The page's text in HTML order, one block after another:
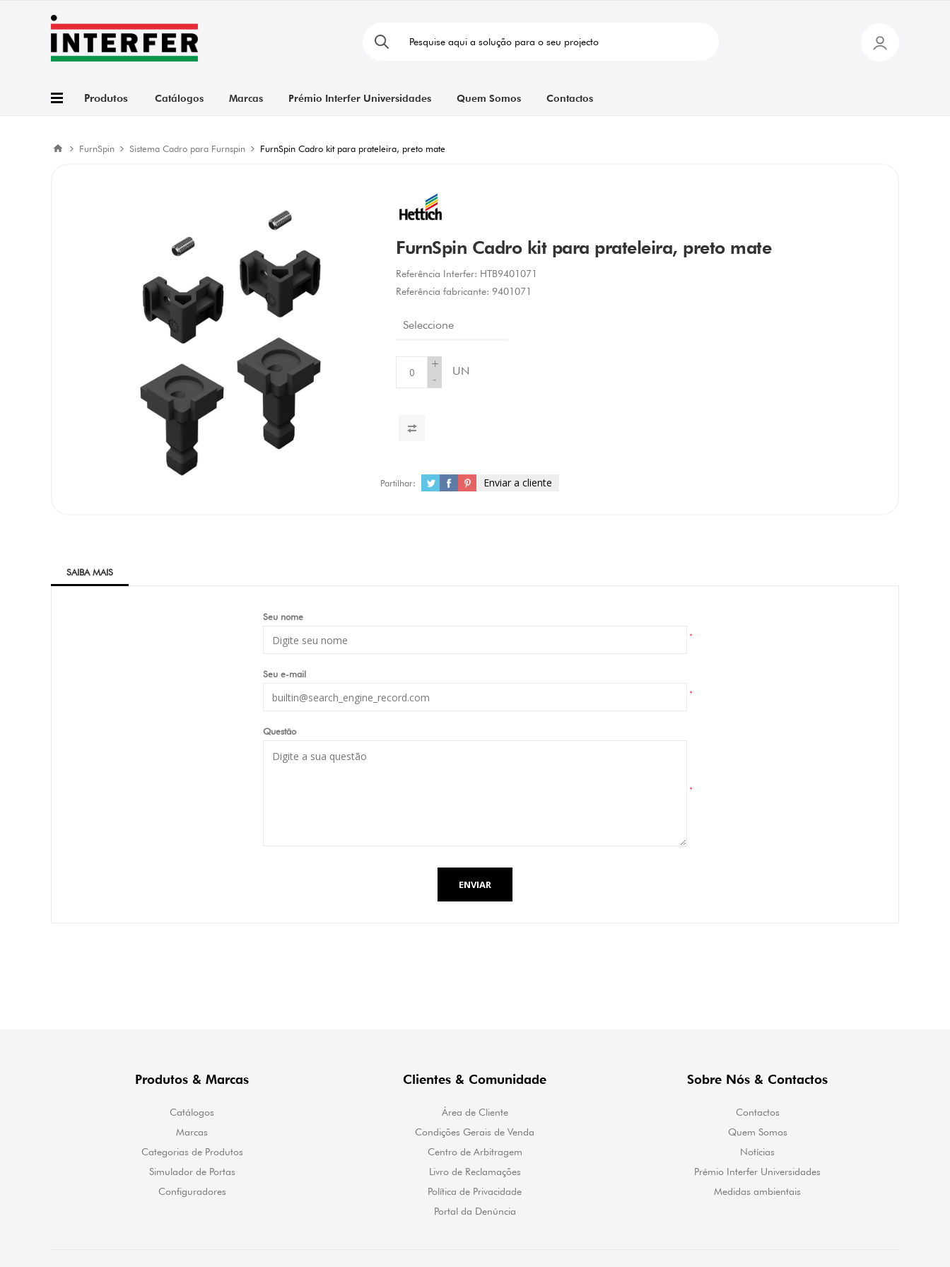
Produtos Catálogos Marcas Prémio Interfer Universidades Quem Somos Contactos
FurnSpin Sistema Cadro para Furnspin FurnSpin Cadro kit para prateleira, preto mate
FurnSpin Cadro kit para prateleira, preto mate
Referência Interfer: HTB9401071
Referência fabricante: 9401071
Seleccione
+
-
UN
Partilhar: Enviar a cliente
SAIBA MAIS
Seu nome
*
Seu e-mail
*
Questão
*
ENVIAR
Produtos & Marcas
Catálogos
Marcas
Categorias de Produtos
Simulador de Portas
Configuradores
Clientes & Comunidade
Área de Cliente
Condições Gerais de Venda
Centro de Arbitragem
Livro de Reclamações
Política de Privacidade
Portal da Denúncia
Sobre Nós & Contactos
Contactos
Quem Somos
Notícias
Prémio Interfer Universidades
Medidas ambientais